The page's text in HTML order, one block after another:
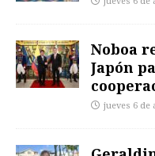
Noboa
Japón
jueves 6 de